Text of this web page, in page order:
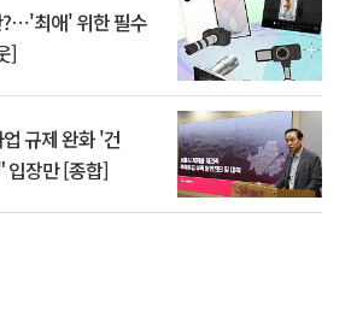
?⋯'최애' 위한 필수
]
규제 완화 '건
장만 [종합]